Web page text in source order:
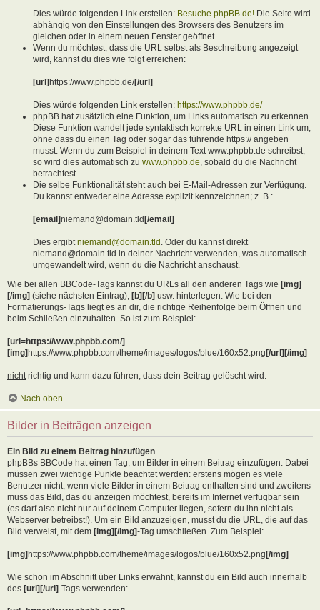
Dies würde folgenden Link erstellen: Besuche phpBB.de! Die Seite wird
abhängig von den Einstellungen des Browsers des Benutzers im
gleichen oder in einem neuen Fenster geöffnet.
Wenn du möchtest, dass die URL selbst als Beschreibung angezeigt
wird, kannst du dies wie folgt erreichen:
[url]https://www.phpbb.de/[/url]
Dies würde folgenden Link erstellen: https://www.phpbb.de/
phpBB hat zusätzlich eine Funktion, um Links automatisch zu erkennen.
Diese Funktion wandelt jede syntaktisch korrekte URL in einen Link um,
ohne dass du einen Tag oder sogar das führende https:// angeben
musst. Wenn du zum Beispiel in deinem Text www.phpbb.de schreibst,
so wird dies automatisch zu www.phpbb.de, sobald du die Nachricht
betrachtest.
Die selbe Funktionalität steht auch bei E-Mail-Adressen zur Verfügung.
Du kannst entweder eine Adresse explizit kennzeichnen; z. B.:
[email]niemand@domain.tld[/email]
Dies ergibtniemand@domain.tld. Oder du kannst direkt
niemand@domain.tld in deiner Nachricht verwenden, was automatisch
umgewandelt wird, wenn du die Nachricht anschaust.
Wie bei allen BBCode-Tags kannst du URLs all den anderen Tags wie [img]
[/img] (siehe nächsten Eintrag), [b][/b] usw. hinterlegen. Wie bei den
Formatierungs-Tags liegt es an dir, die richtige Reihenfolge beim Öffnen und
beim Schließen einzuhalten. So ist zum Beispiel:
[url=https://www.phpbb.com/]
[img]https://www.phpbb.com/theme/images/logos/blue/160x52.png[/url][/img]
nicht richtig und kann dazu führen, dass dein Beitrag gelöscht wird.
Nach oben
Bilder in Beiträgen anzeigen
Ein Bild zu einem Beitrag hinzufügen
phpBBs BBCode hat einen Tag, um Bilder in einem Beitrag einzufügen. Dabei
müssen zwei wichtige Punkte beachtet werden: erstens mögen es viele
Benutzer nicht, wenn viele Bilder in einem Beitrag enthalten sind und zweitens
muss das Bild, das du anzeigen möchtest, bereits im Internet verfügbar sein
(es darf also nicht nur auf deinem Computer liegen, sofern du ihn nicht als
Webserver betreibst!). Um ein Bild anzuzeigen, musst du die URL, die auf das
Bild verweist, mit dem [img][/img]-Tag umschließen. Zum Beispiel:
[img]https://www.phpbb.com/theme/images/logos/blue/160x52.png[/img]
Wie schon im Abschnitt über Links erwähnt, kannst du ein Bild auch innerhalb
des [url][/url]-Tags verwenden: